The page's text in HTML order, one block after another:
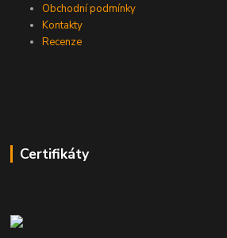
Obchodní podmínky
Kontakty
Recenze
Certifikáty